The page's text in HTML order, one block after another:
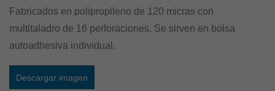
Fabricados en polipropileno de 120 micras con
multitaladro de 16 perforaciones. Se sirven en bolsa
autoadhesiva individual.
Descargar imagen